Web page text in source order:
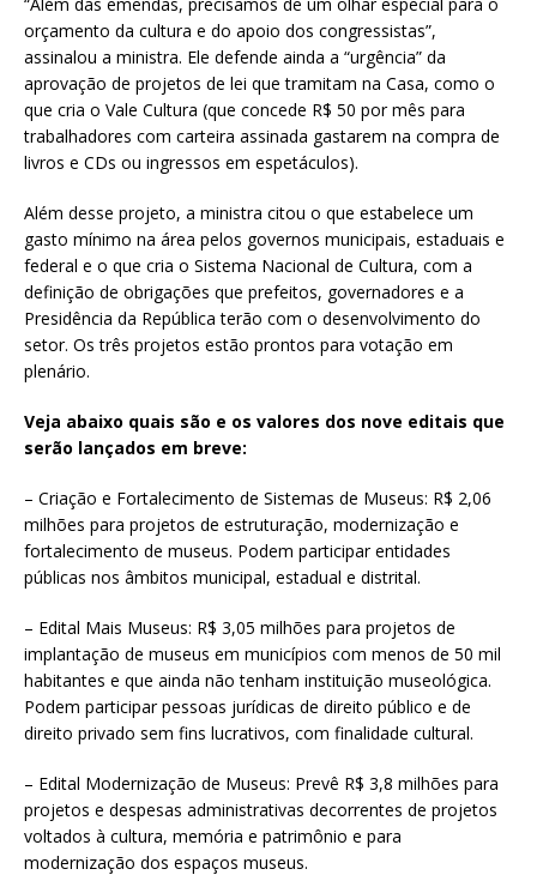
orçamento da cultura e do apoio dos congressistas”,
assinalou a ministra. Ele defende ainda a “urgência” da
aprovação de projetos de lei que tramitam na Casa, como o
que cria o Vale Cultura (que concede R$ 50 por mês para
trabalhadores com carteira assinada gastarem na compra de
livros e CDs ou ingressos em espetáculos).
Além desse projeto, a ministra citou o que estabelece um
gasto mínimo na área pelos governos municipais, estaduais e
federal e o que cria o Sistema Nacional de Cultura, com a
definição de obrigações que prefeitos, governadores e a
Presidência da República terão com o desenvolvimento do
setor. Os três projetos estão prontos para votação em
plenário.
Veja abaixo quais são e os valores dos nove editais que
serão lançados em breve:
– Criação e Fortalecimento de Sistemas de Museus: R$ 2,06
milhões para projetos de estruturação, modernização e
fortalecimento de museus. Podem participar entidades
públicas nos âmbitos municipal, estadual e distrital.
– Edital Mais Museus: R$ 3,05 milhões para projetos de
implantação de museus em municípios com menos de 50 mil
habitantes e que ainda não tenham instituição museológica.
Podem participar pessoas jurídicas de direito público e de
direito privado sem fins lucrativos, com finalidade cultural.
– Edital Modernização de Museus: Prevê R$ 3,8 milhões para
projetos e despesas administrativas decorrentes de projetos
voltados à cultura, memória e patrimônio e para
modernização dos espaços museus.